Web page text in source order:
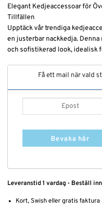
Elegant Kedjeaccessoar för
Tillfällen
Upptäck vår trendiga
en justerbar nackkedja.
och sofistikerad look, idealisk
Få ett mail när vald
Bevaka här
Leveranstid 1 vardag - Beställ
Kort, Swish eller gratis faktura